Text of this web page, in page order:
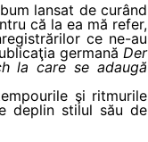
lansat de curând
că la ea mă refer,
ce ne-au
germană Der
la care se adaugă
şi ritmurile
deplin stilul său de